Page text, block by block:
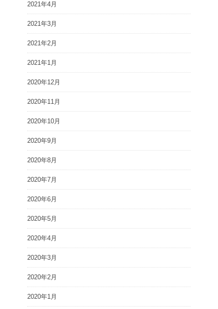
2021年4月
2021年3月
2021年2月
2021年1月
2020年12月
2020年11月
2020年10月
2020年9月
2020年8月
2020年7月
2020年6月
2020年5月
2020年4月
2020年3月
2020年2月
2020年1月